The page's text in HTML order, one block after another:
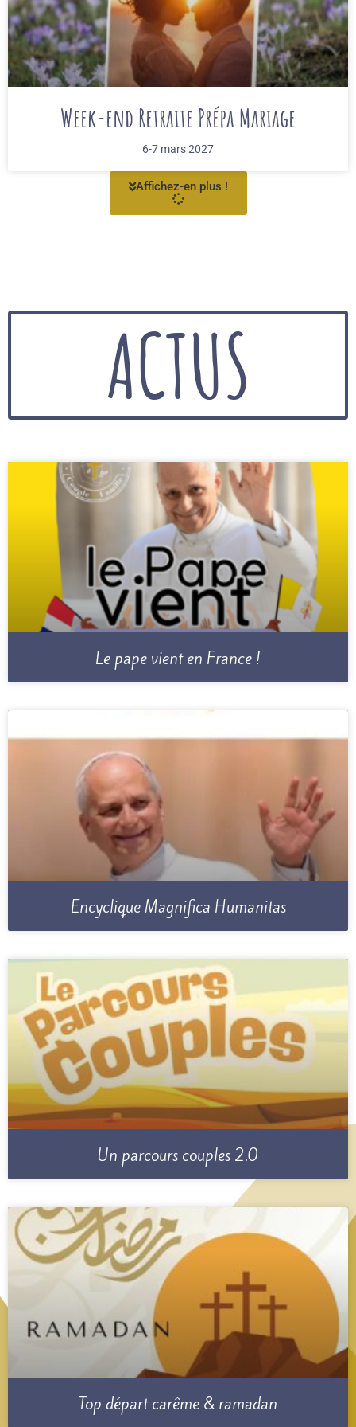
Week-end Retraite Prépa Mariage
6-7 mars 2027
Affichez-en plus !
Le pape vient en France !
Encyclique Magnifica Humanitas
Un parcours couples 2.0
Top départ carême & ramadan
ACTUS